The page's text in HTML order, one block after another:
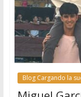
Blog Cargando la